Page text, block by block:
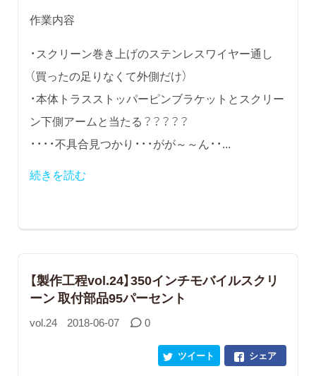
作業内容
・スクリーン巻き上げのステンレスワイヤー通し
（買ったの足りなくて外側だけ）
・本体トラスストッパーピンブラケットとスクリー
ン下側アームと当たる？？？？？
・・・・不具合見つかり・・・がが～～ん・・...
続きを読む
【製作工程vol.24】350インチモバイルスクリ
ーン 取付部品95パーセント
vol.24 2018-06-07 0
シェア
ツイート